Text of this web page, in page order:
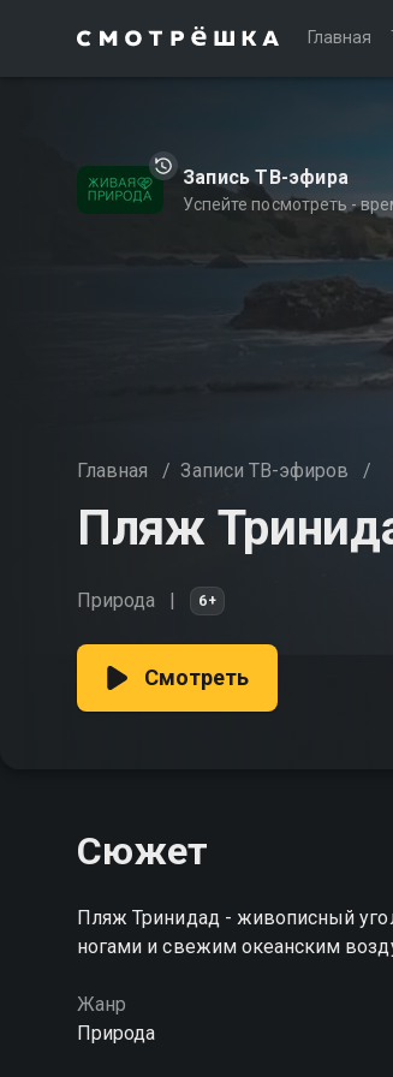
Главная
Запись ТВ-эфира
Успейте посмотреть -
Главная / Записи ТВ-эфиров /
Пляж
Природа 6+
Смотреть
Сюжет
Пляж Тринидад - живописный
ногами и свежим океанским
Жанр
Природа